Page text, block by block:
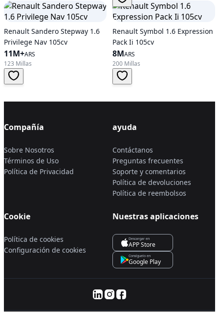
Renault Sandero Stepway 1.6
Privilege Nav 105cv
11M+ARS
123 Millas
Renault Symbol 1.6 Expression
Pack Ii 105cv
8MARS
200 Millas
Compañía
Sobre Nosotros
Términos de Uso
Política de Privacidad
ayuda
Contáctanos
Preguntas frecuentes
Soporte y comentarios
Política de devoluciones
Política de reembolsos
Cookie
Política de cookies
Configuración de cookies
Nuestras aplicaciones
Descargar en
APP Store
Consíguelo en
Google Play